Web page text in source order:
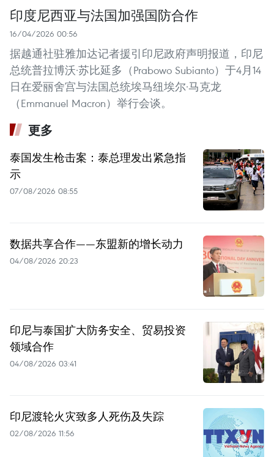
印度尼西亚与法国加强国防合作
16/04/2026 00:56
据越通社驻雅加达记者援引印尼政府声明报道，印尼
总统普拉博沃·苏比延多（Prabowo Subianto）于4月14
日在爱丽舍宫与法国总统埃马纽埃尔·马克龙
（Emmanuel Macron）举行会谈。
更多
泰国发生枪击案：泰总理发出紧急指
示
07/08/2026 08:55
数据共享合作——东盟新的增长动力
04/08/2026 20:23
印尼与泰国扩大防务安全、贸易投资
领域合作
04/08/2026 03:41
印尼渡轮火灾致多人死伤及失踪
02/08/2026 11:56